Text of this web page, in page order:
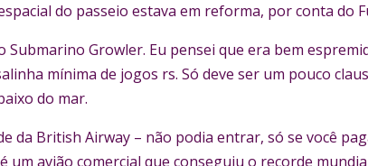
do passeio estava em reforma, por conta do
Submarino Growler. Eu pensei que era bem
mínima de jogos rs. Só deve ser um pouco
do mar.
da British Airway – não podia entrar, só se você
um avião comercial que conseguiu o recorde